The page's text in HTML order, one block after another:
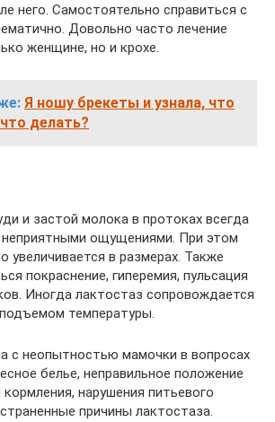
него. Самостоятельно справиться с
Довольно часто лечение
женщине, но и крохе.
Я ношу брекеты и узнала, что
делать?
и застой молока в протоках всегда
ощущениями. При этом
увеличивается в размерах. Также
покраснение, гиперемия, пульсация
Иногда лактостаз сопровождается
температуры.
с неопытностью мамочки в вопросах
белье, неправильное положение
нарушения питьевого
причины лактостаза.